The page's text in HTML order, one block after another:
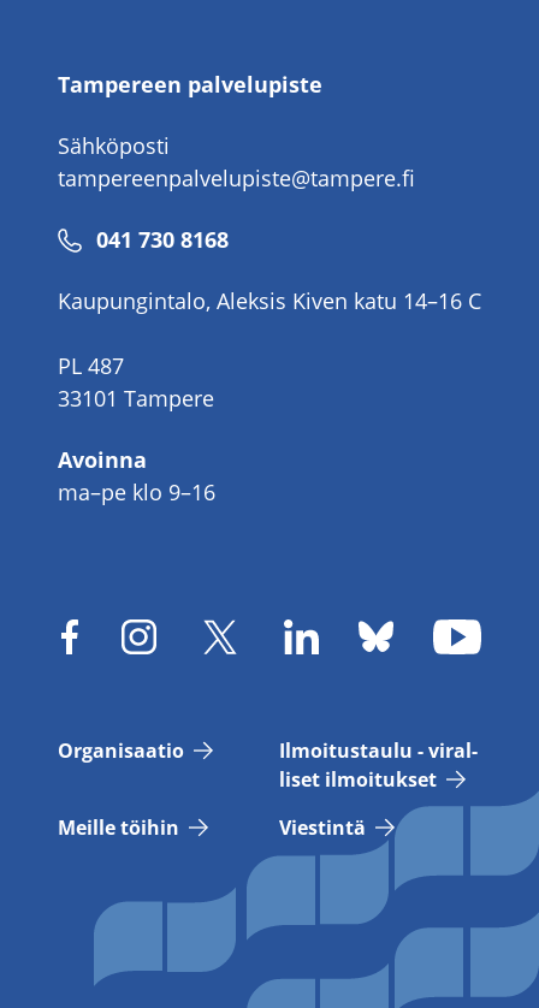
Tampereen palvelupiste
Sähköposti
tampereenpalvelupiste@tampere.fi
Puhelinnumero
041 730 8168
Kaupungintalo, Aleksis Kiven katu 14–16 C
PL 487
33101 Tampere
Avoinna
ma–pe klo 9–16
Or­ga­ni­saa­tio
Il­moi­tus­tau­lu - vi­ral­
li­set il­moi­tuk­set
Meil­le töi­hin
Vies­tin­tä